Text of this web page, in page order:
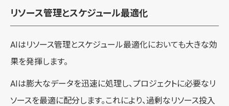
リソース管理とスケジュール最適化
AIはリソース管理とスケジュール最適化においても大きな効
果を発揮します。
AIは膨大なデータを迅速に処理し、プロジェクトに必要なリ
ソースを最適に配分します。これにより、過剰なリソース投入